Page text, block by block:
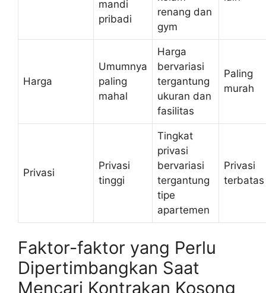
mandi
pribadi
renang dan
gym
Harga
Umumnya
paling
mahal
Harga
bervariasi
tergantung
ukuran dan
fasilitas
Paling
murah
Privasi
Privasi
tinggi
Tingkat
privasi
bervariasi
tergantung
tipe
apartemen
Privasi
terbatas
Faktor-faktor yang Perlu
Dipertimbangkan Saat
Mencari Kontrakan Kosong